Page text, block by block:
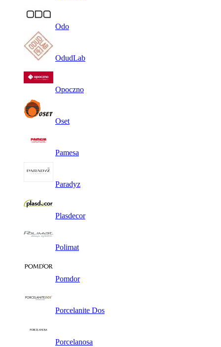
Odo
OdudLab
Opoczno
Oset
Pamesa
Paradyz
Plasdecor
Polimat
Pomdor
Porcelanite Dos
Porcelanosa